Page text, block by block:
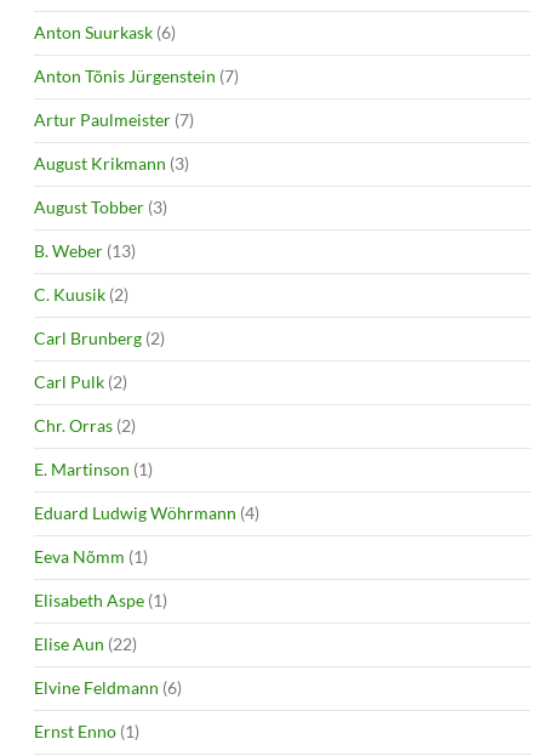
Anton Suurkask (6)
Anton Tõnis Jürgenstein (7)
Artur Paulmeister (7)
August Krikmann (3)
August Tobber (3)
B. Weber (13)
C. Kuusik (2)
Carl Brunberg (2)
Carl Pulk (2)
Chr. Orras (2)
E. Martinson (1)
Eduard Ludwig Wöhrmann (4)
Eeva Nõmm (1)
Elisabeth Aspe (1)
Elise Aun (22)
Elvine Feldmann (6)
Ernst Enno (1)